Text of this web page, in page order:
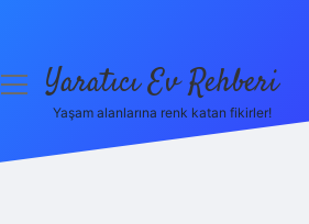
menüyüYaratıcı Ev Rehberi
Yaşam alanlarına renk katan fikirler!